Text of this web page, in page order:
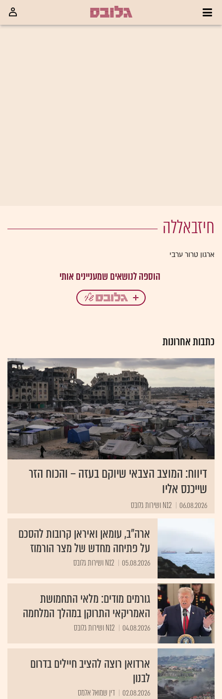
חיזבאללה
ארגון טרור ערבי
כתבות אחרונות
דיווח: המוצב הצבאי שיוקם בעזה – והכוח הזר
שייכנס אליו
06.08.2026 N12 ושירות גלובס
ארה"ב, עומאן ואיראן קרובות להסכם
על פתיחה מחדש של מצר הורמוז
05.08.2026 N12 ושירות גלובס
גורמים מודים: מלאי התחמושת
האמריקאי התרוקן במהלך המלחמה
04.08.2026 N12 ושירות גלובס
ארדואן רוצה להציב חיילים בדרום
לבנון
02.08.2026 דין שמואל אלמס